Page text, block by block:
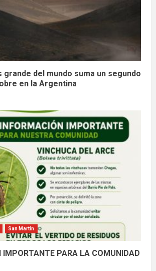
grande del mundo suma un segundo
en la Argentina
San Martín
IMPORTANTE PARA LA COMUNIDAD